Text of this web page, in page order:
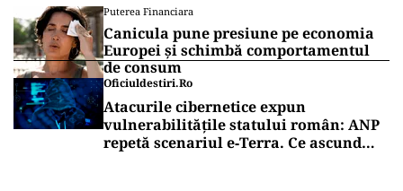
Puterea Financiara
Canicula pune presiune pe economia
Europei și schimbă comportamentul
de consum
Oficiuldestiri.ro
Atacurile cibernetice expun
vulnerabilitățile statului român: ANP
repetă scenariul e‑Terra. Ce ascund